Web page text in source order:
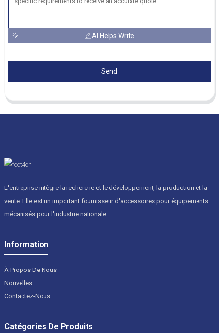
AI Helps Write
Send
L'entreprise intègre la recherche et le développement, la production et la
vente. Elle est un important fournisseur d'accessoires pour équipements
mécanisés pour l'industrie nationale.
Information
À Propos De Nous
Nouvelles
Contactez-Nous
Catégories De Produits